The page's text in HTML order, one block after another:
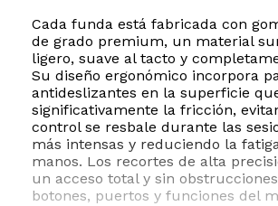
Cada funda está fabricada con
de grado premium, un material
ligero, suave al tacto y
Su diseño ergonómico incorpora
antideslizantes en la superficie
significativamente la fricción,
control se resbale durante las
más intensas y reduciendo la
manos. Los recortes de alta
un acceso total y sin
botones, puertos y funciones del